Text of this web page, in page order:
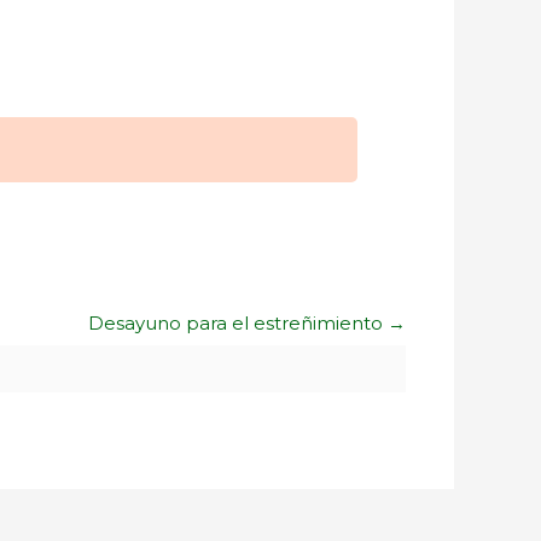
Desayuno para el estreñimiento